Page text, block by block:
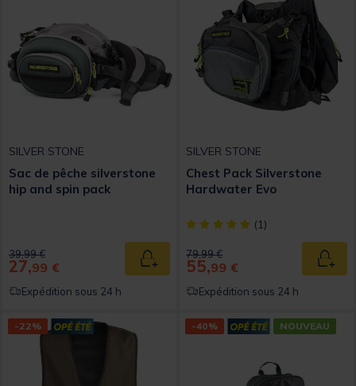
SILVER STONE
Sac de pêche silverstone
hip and spin pack
Price reduced from
39,99 €to
27,99 € Ajouter au panier
Expédition sous 24 h
SILVER STONE
Chest Pack Silverstone
Hardwater Evo
[object Object] out of 5
(1)
Price reduced from
79,99 €to
55,99 €
Expédition sous 24 h
-22% -40% NOUVEAU